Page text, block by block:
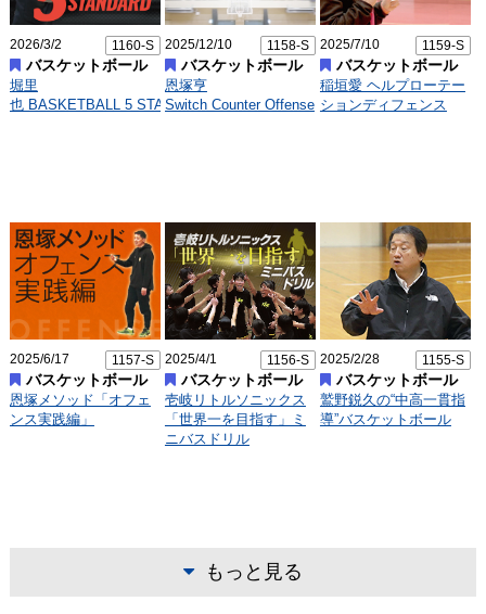
2026/3/2 1160-S
バスケットボール
堀里
也 BASKETBALL 5 STANDARD
2025/12/10 1158-S
バスケットボール
恩塚亨
Switch Counter Offense
2025/7/10 1159-S
バスケットボール
稲垣愛 ヘルプローテー
ションディフェンス
2025/6/17 1157-S
バスケットボール
恩塚メソッド「オフェ
ンス実践編」
2025/4/1 1156-S
バスケットボール
壱岐リトルソニックス
「世界一を目指す」ミ
ニバスドリル
2025/2/28 1155-S
バスケットボール
鷲野鋭久の“中高一貫指
導”バスケットボール
もっと見る